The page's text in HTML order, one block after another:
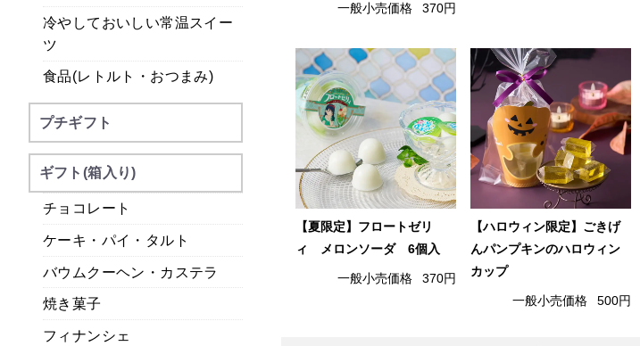
一般小売価格 370円
【夏限定】フロートゼリ
ィ メロンソーダ 6個入
一般小売価格 370円
【ハロウィン限定】ごきげ
んパンプキンのハロウィン
カップ
一般小売価格 500円
冷やしておいしい常温スイー
ツ
食品(レトルト・おつまみ)
プチギフト
ギフト(箱入り)
チョコレート
ケーキ・パイ・タルト
バウムクーヘン・カステラ
焼き菓子
フィナンシェ